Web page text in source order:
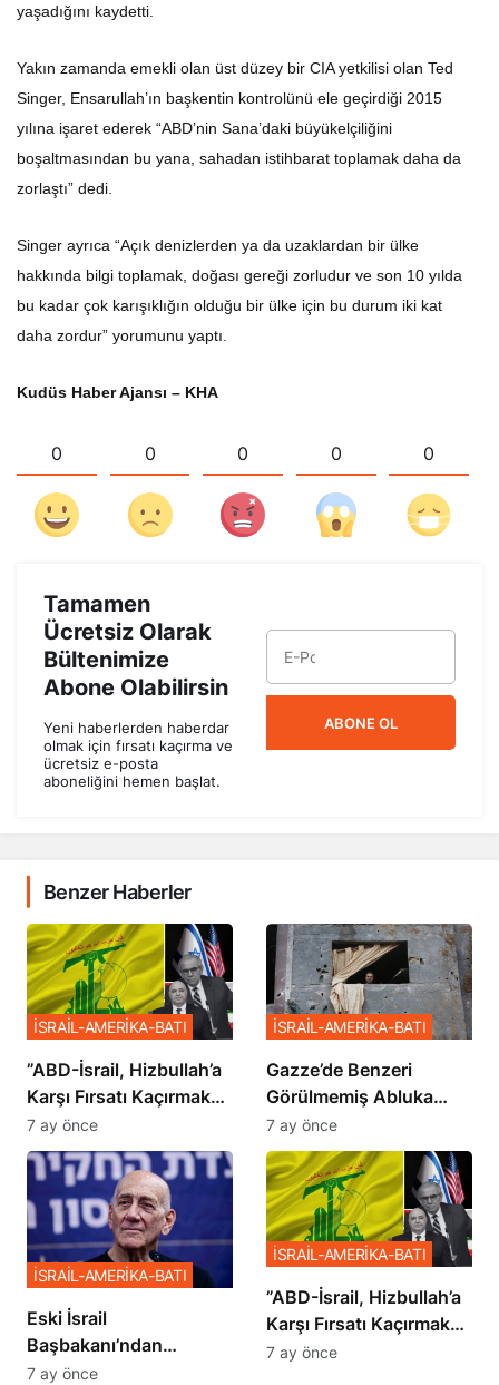
yaşadığını kaydetti.
Yakın zamanda emekli olan üst düzey bir CIA yetkilisi olan Ted
Singer, Ensarullah’ın başkentin kontrolünü ele geçirdiği 2015
yılına işaret ederek “ABD’nin Sana’daki büyükelçiliğini
boşaltmasından bu yana, sahadan istihbarat toplamak daha da
zorlaştı” dedi.
Singer ayrıca “Açık denizlerden ya da uzaklardan bir ülke
hakkında bilgi toplamak, doğası gereği zorludur ve son 10 yılda
bu kadar çok karışıklığın olduğu bir ülke için bu durum iki kat
daha zordur” yorumunu yaptı.
Kudüs Haber Ajansı – KHA
0 0 0 0 0
Tamamen
Ücretsiz Olarak
Bültenimize
Abone Olabilirsin
Yeni haberlerden haberdar
olmak için fırsatı kaçırma ve
ücretsiz e-posta
aboneliğini hemen başlat.
ABONE OL
Benzer Haberler
​​​​​​​”ABD-İsrail, Hizbullah’a
Karşı Fırsatı Kaçırmak
İstemiyor”
İSRAİL-AMERİKA-BATI
7 ay önce
​​​​​​​Gazze’de Benzeri
Görülmemiş Abluka
Planı
İSRAİL-AMERİKA-BATI
7 ay önce
Eski İsrail
Başbakanı’ndan
Netanyahu’ya Ağır
İSRAİL-AMERİKA-BATI
7 ay önce
​​​​​​​”ABD-İsrail, Hizbullah’a
Karşı Fırsatı Kaçırmak
İstemiyor”
İSRAİL-AMERİKA-BATI
7 ay önce